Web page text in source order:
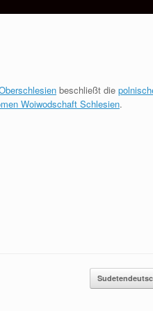
beschließt die
Woiwodschaft Schlesien.